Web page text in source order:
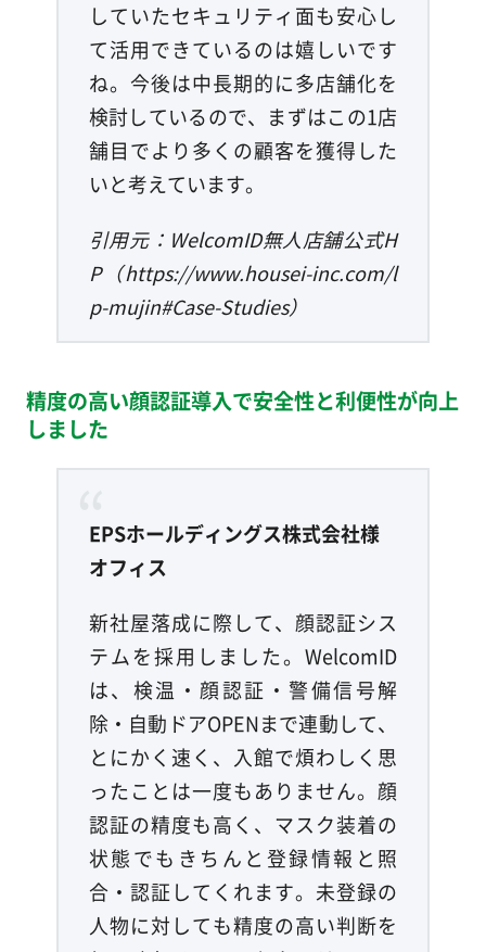
していたセキュリティ面も安心し
て活用できているのは嬉しいです
ね。今後は中長期的に多店舗化を
検討しているので、まずはこの1店
舗目でより多くの顧客を獲得した
いと考えています。
引用元：WelcomID無人店舗公式H
P（https://www.housei-inc.com/l
p-mujin#Case-Studies）
精度の高い顔認証導入で安全性と利便性が向上
しました
EPSホールディングス株式会社様
オフィス
新社屋落成に際して、顔認証シス
テムを採用しました。WelcomID
は、検温・顔認証・警備信号解
除・自動ドアOPENまで連動して、
とにかく速く、入館で煩わしく思
ったことは一度もありません。顔
認証の精度も高く、マスク装着の
状態でもきちんと登録情報と照
合・認証してくれます。未登録の
人物に対しても精度の高い判断を